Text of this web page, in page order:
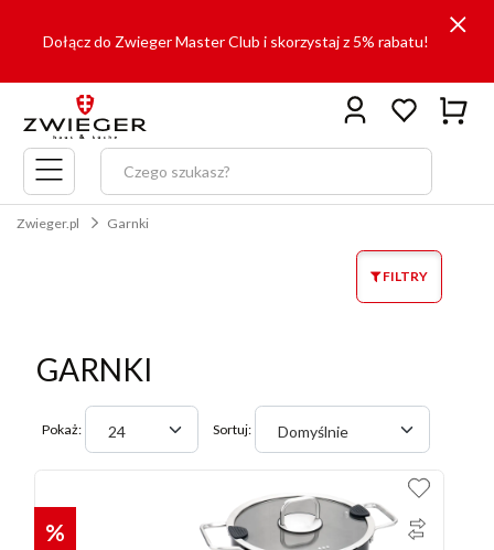
Dołącz do Zwieger Master Club i skorzystaj z 5% rabatu!
Menu
główne
Zwieger.pl Garnki
FILTRY
GARNKI
Pokaż: 24 Sortuj: Domyślnie
%